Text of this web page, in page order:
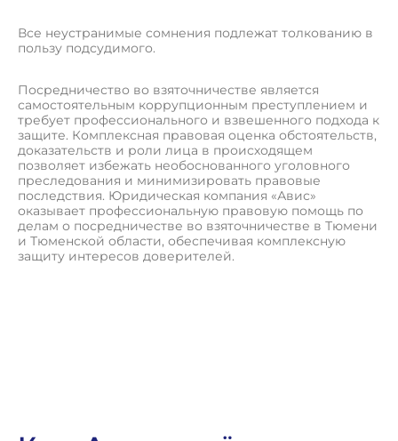
Все неустранимые сомнения подлежат толкованию в
пользу подсудимого.
Посредничество во взяточничестве является
самостоятельным коррупционным преступлением и
требует профессионального и взвешенного подхода к
защите. Комплексная правовая оценка обстоятельств,
доказательств и роли лица в происходящем
позволяет избежать необоснованного уголовного
преследования и минимизировать правовые
последствия. Юридическая компания «Авис»
оказывает профессиональную правовую помощь по
делам о посредничестве во взяточничестве в Тюмени
и Тюменской области, обеспечивая комплексную
защиту интересов доверителей.